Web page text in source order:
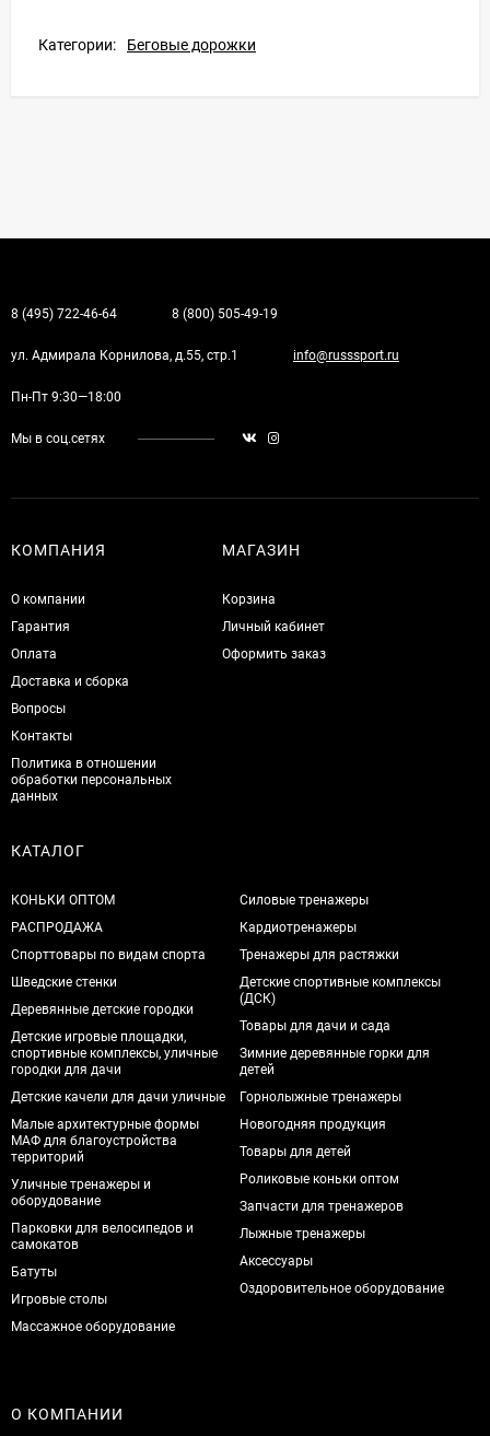
Категории: Беговые дорожки
8 (495) 722-46-64 8 (800) 505-49-19
ул. Адмирала Корнилова, д.55, стр.1 info@russsport.ru
Пн-Пт 9:30—18:00
Мы в соц.сетях
КОМПАНИЯ
О компании
Гарантия
Оплата
Доставка и сборка
Вопросы
Контакты
Политика в отношении
обработки персональных
данных
МАГАЗИН
Корзина
Личный кабинет
Оформить заказ
КАТАЛОГ
КОНЬКИ ОПТОМ
РАСПРОДАЖА
Спорттовары по видам спорта
Шведские стенки
Деревянные детские городки
Детские игровые площадки,
спортивные комплексы, уличные
городки для дачи
Детские качели для дачи уличные
Малые архитектурные формы
МАФ для благоустройства
территорий
Уличные тренажеры и
оборудование
Парковки для велосипедов и
самокатов
Батуты
Игровые столы
Массажное оборудование
Силовые тренажеры
Кардиотренажеры
Тренажеры для растяжки
Детские спортивные комплексы
(ДСК)
Товары для дачи и сада
Зимние деревянные горки для
детей
Горнолыжные тренажеры
Новогодняя продукция
Товары для детей
Роликовые коньки оптом
Запчасти для тренажеров
Лыжные тренажеры
Аксессуары
Оздоровительное оборудование
О КОМПАНИИ